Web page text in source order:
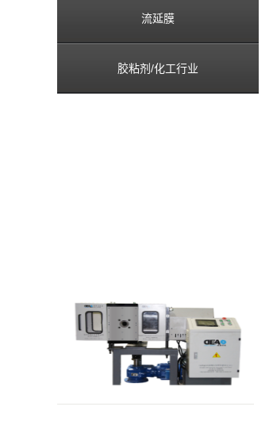
流延膜
胶粘剂/化工行业